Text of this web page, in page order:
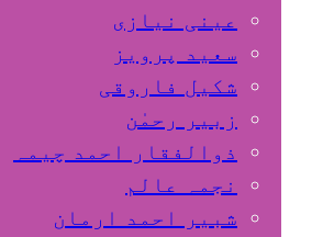
عینی نیازی
سعید پرویز
شکیل فاروقی
زبیر رحمٰن
ذوالفقار احمد چیمہ
نجمہ عالم
شبیر احمد ارمان